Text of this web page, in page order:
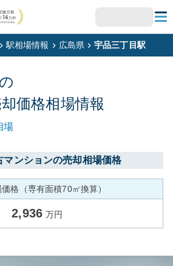
駅相場情報 広島県 宇品三丁目駅
の
価格相場情報
場
マンションの売却相場価格
格（専有面積70㎡換算）
2,936 万円